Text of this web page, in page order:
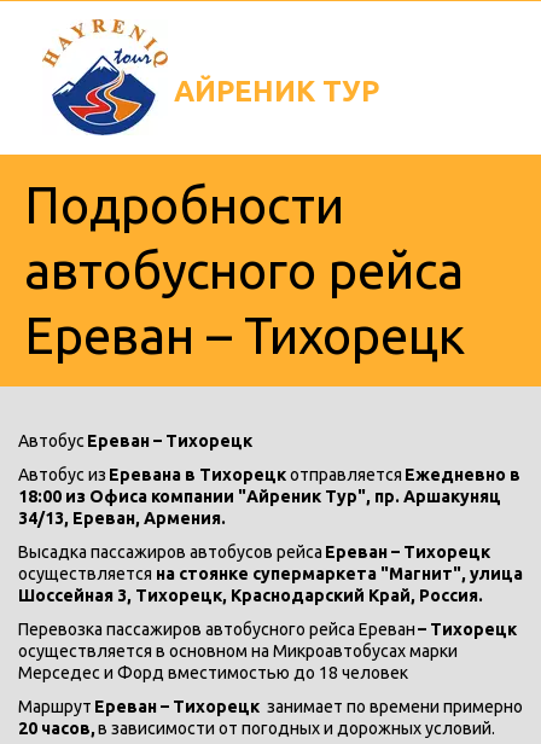
АЙРЕНИК ТУР
Подробности
автобусного рейса
Ереван – Тихорецк
Автобус Ереван – Тихорецк
Автобус из Еревана в Тихорецк отправляется Ежедневно в
18:00 из Офиса компании "Айреник Тур", пр. Аршакуняц
34/13, Ереван, Армения.
Высадка пассажиров автобусов рейса
осуществляется на стоянке супермаркета "Магнит", улица
Шоссейная 3, Тихорецк, Краснодарский Край, Россия.
Перевозка пассажиров автобусного рейса Ереван
осуществляется в основном на Микроавтобусах марки
Мерседес и Форд вместимостью до 18 человек
Маршрут Ереван – Тихорецк
20 часов, в зависимости от погодных и дорожных условий.